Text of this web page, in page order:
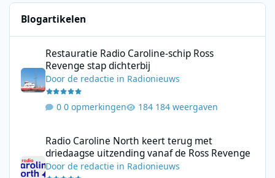
Blogartikelen
Restauratie Radio Caroline-schip Ross
Revenge stap dichterbij
Doorde redactie in Radionieuws
0 opmerkingen 184 weergaven
Radio Caroline North keert terug met
driedaagse uitzending vanaf de Ross Revenge
Doorde redactie in Radionieuws